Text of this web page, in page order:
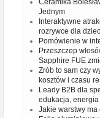
Ceramika
Jednym
Interaktywne
rozrywce dla
Pomówienie w
Przeszczep
Sapphire FUE
Zrób to sam czy
kosztów i czasu
Leady B2B dla
edukacja,
Jakie warstwy ma